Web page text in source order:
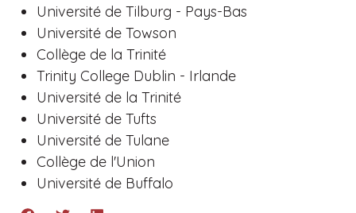
Université de Tilburg - Pays-Bas
Université de Towson
Collège de la Trinité
Trinity College Dublin - Irlande
Université de la Trinité
Université de Tufts
Université de Tulane
Collège de l'Union
Université de Buffalo